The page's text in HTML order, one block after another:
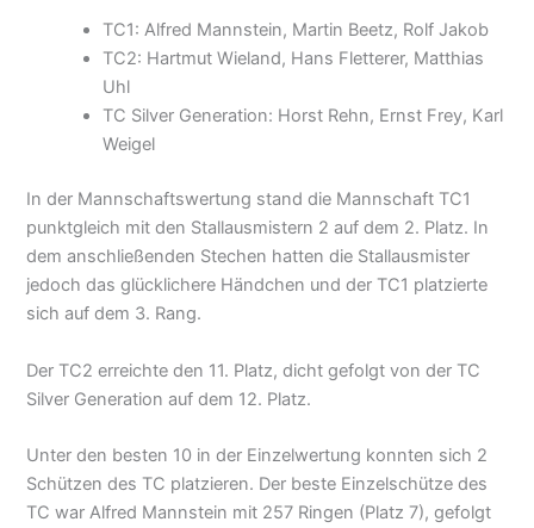
TC1: Alfred Mannstein, Martin Beetz, Rolf Jakob
TC2: Hartmut Wieland, Hans Fletterer, Matthias
Uhl
TC Silver Generation: Horst Rehn, Ernst Frey, Karl
Weigel
In der Mannschaftswertung stand die Mannschaft TC1
punktgleich mit den Stallausmistern 2 auf dem 2. Platz. In
dem anschließenden Stechen hatten die Stallausmister
jedoch das glücklichere Händchen und der TC1 platzierte
sich auf dem 3. Rang.
Der TC2 erreichte den 11. Platz, dicht gefolgt von der TC
Silver Generation auf dem 12. Platz.
Unter den besten 10 in der Einzelwertung konnten sich 2
Schützen des TC platzieren. Der beste Einzelschütze des
TC war Alfred Mannstein mit 257 Ringen (Platz 7), gefolgt